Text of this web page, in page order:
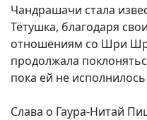
Чандрашачи стала
Тётушка, благодаря
отношениям со Шри
продолжала
пока ей не исполнилось
Слава о Гаура-Нитай